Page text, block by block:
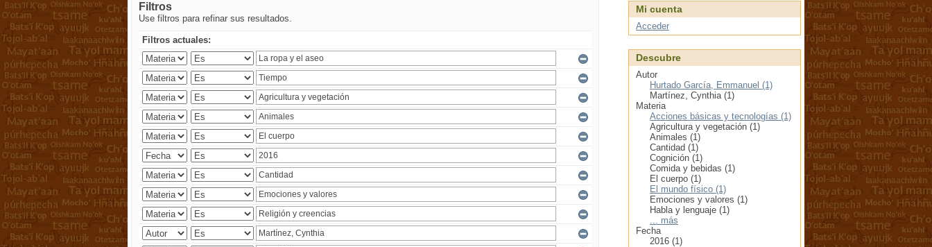
Filtros
Use filtros para refinar sus resultados.
Filtros actuales:
Mi cuenta
Acceder
Descubre
Autor
Hurtado García, Emmanuel (1)
Martínez, Cynthia (1)
Materia
Acciones básicas y tecnologías (1)
Agricultura y vegetación (1)
Animales (1)
Cantidad (1)
Cognición (1)
Comida y bebidas (1)
El cuerpo (1)
El mundo físico (1)
Emociones y valores (1)
Habla y lenguaje (1)
... más
Fecha
2016 (1)